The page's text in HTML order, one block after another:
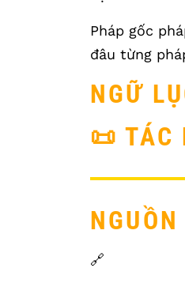
Pháp gốc
đâu từng
NGỮ
📜 TÁC
NGUỒN
🔗